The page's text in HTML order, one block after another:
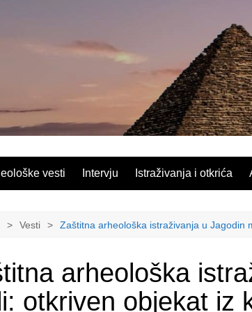
vesti Intervju Istraživanja i otkrića
Vesti Zaštitna arheološka istraživanja u Jagodin
arheološka
otkriven objekat iz